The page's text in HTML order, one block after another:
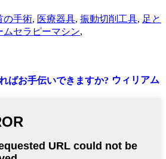
の手術, 医療器具, 振動切削工具, 足と
ムセラピーマシン,
ウィリアム